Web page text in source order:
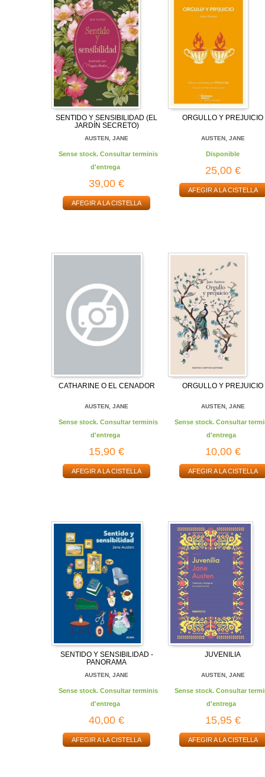
SENTIDO Y SENSIBILIDAD (EL
JARDÍN SECRETO)
AUSTEN, JANE
Sense stock. Consultar terminis
d'entrega
39,00 €
AFEGIR A LA CISTELLA
ORGULLO Y PREJUICIO
AUSTEN, JANE
Disponible
25,00 €
AFEGIR A LA CISTELLA
CATHARINE O EL CENADOR
AUSTEN, JANE
Sense stock. Consultar terminis
d'entrega
15,90 €
AFEGIR A LA CISTELLA
ORGULLO Y PREJUICIO
AUSTEN, JANE
Sense stock. Consultar
d'entrega
10,00 €
AFEGIR A LA CISTELLA
SENTIDO Y SENSIBILIDAD -
PANORAMA
AUSTEN, JANE
Sense stock. Consultar terminis
d'entrega
40,00 €
AFEGIR A LA CISTELLA
JUVENILIA
AUSTEN, JANE
Sense stock. Consultar
d'entrega
15,95 €
AFEGIR A LA CISTELLA